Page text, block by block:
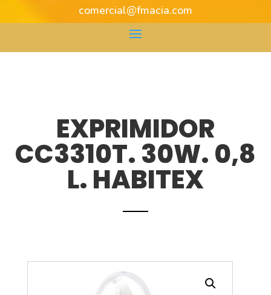
comercial@fmacia.com
EXPRIMIDOR
CC3310T. 30W. 0,8
L. HABITEX